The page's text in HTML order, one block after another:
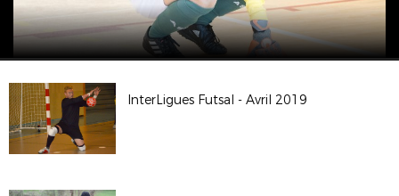
InterLigues Futsal - Avril 2019